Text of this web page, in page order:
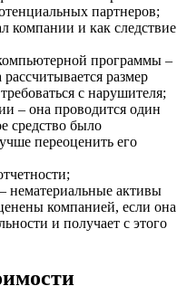
партнеров;
компании и как следствие
программы –
размер
с нарушителя;
– она проводится один
средство было
переоценить его
;
– нематериальные активы
компанией, если она
и получает с этого